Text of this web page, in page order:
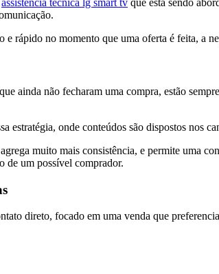
rápido no momento que uma oferta é feita, a
ainda não fecharam uma compra, estão
estratégia, onde conteúdos são dispostos nos
muito mais consistência, e permite uma
de um possível comprador.
direto, focado em uma venda que